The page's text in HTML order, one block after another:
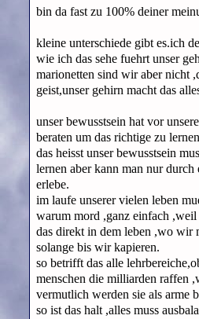
bin da fast zu 100% deiner
kleine unterschiede gibt es.ich
wie ich das sehe fuehrt unser
marionetten sind wir aber nicht
geist,unser gehirn macht das
unser bewusstsein hat vor
beraten um das richtige zu
das heisst unser bewusstsein
lernen aber kann man nur durch
erlebe.
im laufe unserer vielen leben
warum mord ,ganz einfach
das direkt in dem leben ,wo wir
solange bis wir kapieren.
so betrifft das alle
menschen die milliarden raffen
vermutlich werden sie als arme
so ist das halt ,alles muss